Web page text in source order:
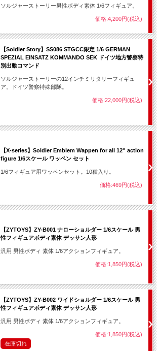
ソルジャーストーリー男性ボディ素体 1/6フィギュア。
価格:4,200円(税込)
【Soldier Story】SS086 STGCC限定 1/6 GERMAN
SPEZIAL EINSATZ KOMMANDO SEK ドイツ地方警察特
別出動コマンド
ソルジャーストーリーの12インチミリタリーフィギュ
ア。ドイツ警察特殊部隊。
価格:22,000円(税込)
【X-series】Soldier Emblem Wappen for all 12'' action
figure 1/6スケール ワッペン セット
1/6フィギュア用ワッペンセット。10種入り。
価格:469円(税込)
【ZYTOYS】ZY-B001 ナローショルダー 1/6スケール 男
性フィギュアボディ素体 デッサン人形
汎用 男性ボディ 素体 1/6アクションフィギュア。
価格:1,850円(税込)
【ZYTOYS】ZY-B002 ワイドショルダー 1/6スケール 男
性フィギュアボディ素体 デッサン人形
汎用 男性ボディ 素体 1/6アクションフィギュア。
価格:1,850円(税込)
在庫切れ